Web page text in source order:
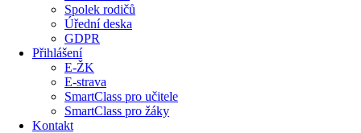
Spolek rodičů
Úřední deska
GDPR
Přihlášení
E-ŽK
E-strava
SmartClass pro učitele
SmartClass pro žáky
Kontakt